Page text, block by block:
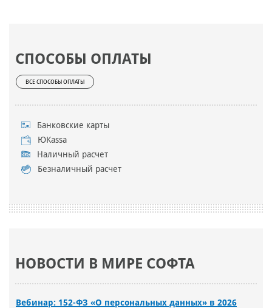
СПОСОБЫ ОПЛАТЫ
ВСЕ СПОСОБЫ ОПЛАТЫ
Банковские карты
ЮKassa
Наличный расчет
Безналичный расчет
НОВОСТИ В МИРЕ СОФТА
Вебинар: 152-ФЗ «О персональных данных» в 2026